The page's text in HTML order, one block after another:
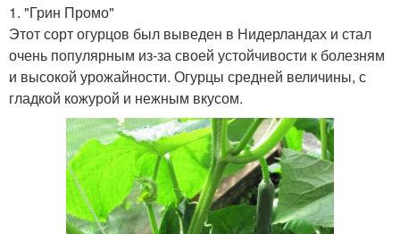
1. "Грин Промо"
Этот сорт огурцов был выведен в Нидерландах и стал
очень популярным из-за своей устойчивости к болезням
и высокой урожайности. Огурцы средней величины, с
гладкой кожурой и нежным вкусом.